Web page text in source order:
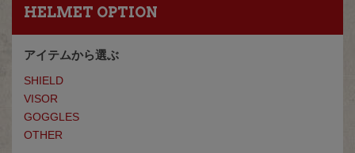
HELMET OPTION
アイテムから選ぶ
SHIELD
VISOR
GOGGLES
OTHER